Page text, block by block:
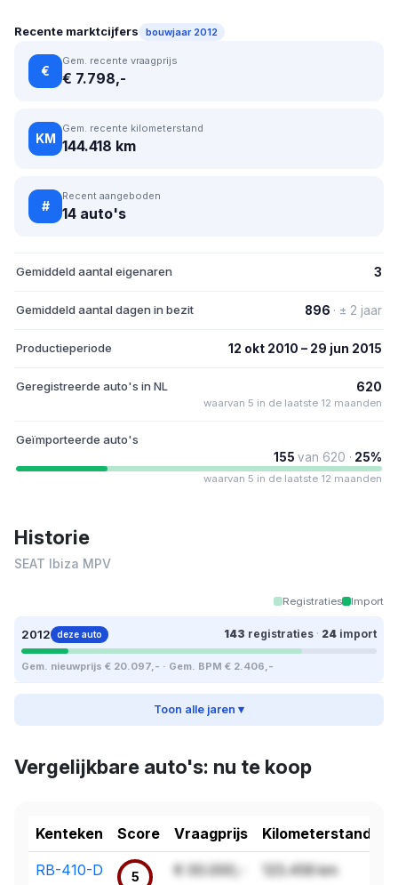
Recente marktcijfers bouwjaar 2012
€
Gem. recente vraagprijs
€ 7.798,-
KM
Gem. recente kilometerstand
144.418 km
#
Recent aangeboden
14 auto's
Gemiddeld aantal eigenaren 3
Gemiddeld aantal dagen in bezit 896 · ± 2 jaar
Productieperiode 12 okt 2010 – 29 jun 2015
Geregistreerde auto's in NL 620
waarvan 5 in de laatste 12 maanden
Geïmporteerde auto's
155 van 620 · 25%
waarvan 5 in de laatste 12 maanden
Historie
SEAT Ibiza MPV
Registraties Import
2012 deze auto 143 registraties · 24 import
Gem. nieuwprijs € 20.097,- · Gem. BPM € 2.406,-
Toon alle jaren ▾
Vergelijkbare auto's: nu te koop
Kenteken Score Vraagprijs Kilometerstand
RB-410-D 5 € 00.000,- 123.456 km